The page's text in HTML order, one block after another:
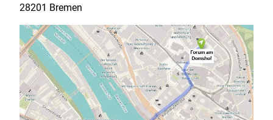
28201 Bremen